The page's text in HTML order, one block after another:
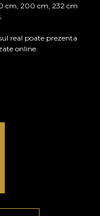
cm, 200 cm, 232 cm
real poate prezenta
online.